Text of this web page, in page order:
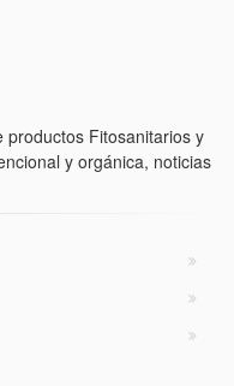
productos Fitosanitarios y
y orgánica, noticias